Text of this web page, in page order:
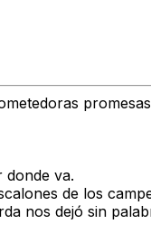
donde va.
de los
nos dejó sin